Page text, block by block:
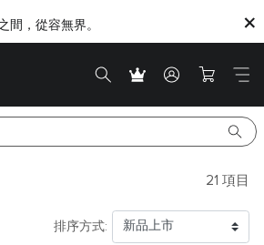
間，從容無界。
21 項目
排序方式: